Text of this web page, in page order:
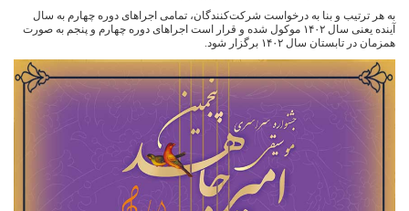
به هر ترتیب و بنا به درخواست شرکت‌کنندگان، تمامی اجراهای دوره چهارم به سال
آینده یعنی سال ۱۴۰۲ موکول شده و قرار است اجراهای دوره چهارم و پنجم به صورت
همزمان در تابستان سال ۱۴۰۲ برگزار شود.